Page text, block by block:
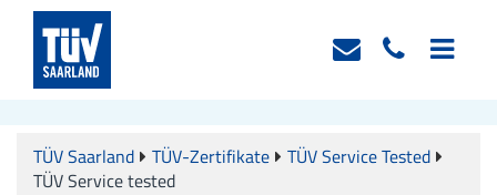
TÜV Saarland TÜV-Zertifikate
TÜV Service Tested
TÜV Service tested